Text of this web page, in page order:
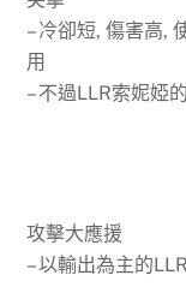
– 冷卻短, 傷害高,
用
– 不過LLR索妮婭
攻擊大應援
– 以輸出為主的